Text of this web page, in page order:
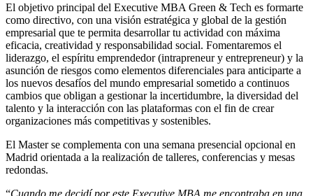
El objetivo principal del Executive MBA Green & Tech es formarte
como directivo, con una visión estratégica y global de la gestión
empresarial que te permita desarrollar tu actividad con máxima
eficacia, creatividad y responsabilidad social. Fomentaremos el
liderazgo, el espíritu emprendedor (intrapreneur y entrepreneur) y la
asunción de riesgos como elementos diferenciales para anticiparte a
los nuevos desafíos del mundo empresarial sometido a continuos
cambios que obligan a gestionar la incertidumbre, la diversidad del
talento y la interacción con las plataformas con el fin de crear
organizaciones más competitivas y sostenibles.
El Master se complementa con una semana presencial opcional en
Madrid orientada a la realización de talleres, conferencias y mesas
redondas.
“Cuando me decidí por este Executive MBA me encontraba en una